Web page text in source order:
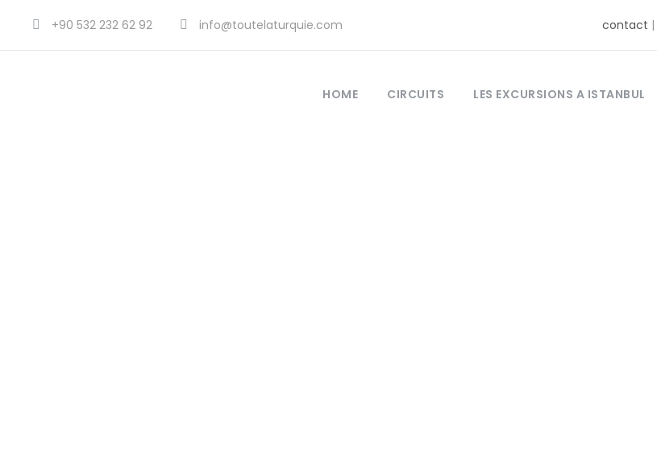
+90 532 232 62 92 info@toutelaturquie.com contact |
HOME CIRCUITS LES EXCURSIONS A ISTANBUL